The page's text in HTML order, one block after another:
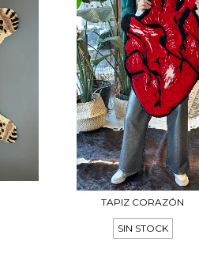
TAPIZ CORAZÓN
SIN STOCK